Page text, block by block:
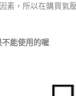
素，所以在購買氣
能使用的喔